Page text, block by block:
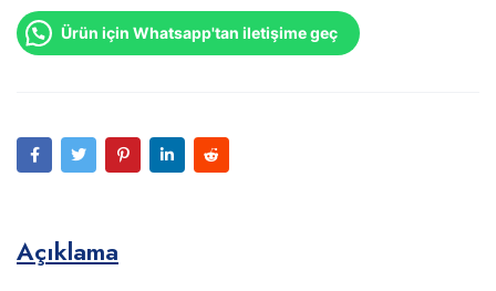
Ürün için Whatsapp'tan iletişime geç
Açıklama